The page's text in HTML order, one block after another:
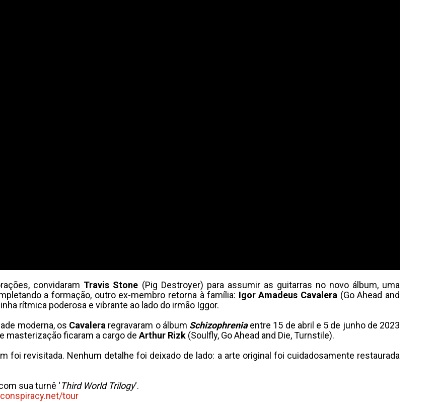
convidaram Travis Stone (Pig Destroyer) para assumir as guitarras no novo álbum, uma
a formação, outro ex-membro retorna à família: Igor Amadeus Cavalera (Go Ahead and
rítmica poderosa e vibrante ao lado do irmão Iggor.
moderna, os Cavalera regravaram o álbum Schizophreniaentre 15 de abril e 5 de junho de 2023
masterização ficaram a cargo de Arthur Rizk (Soulfly, Go Ahead and Die, Turnstile).
foi revisitada. Nenhum detalhe foi deixado de lado: a arte original foi cuidadosamente restaurada
sua turnê ‘Third World Trilogy‘.
tour